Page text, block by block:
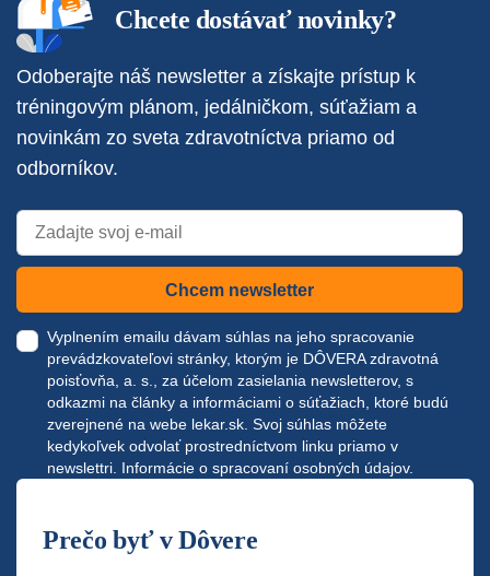
Chcete dostávať novinky?
Odoberajte náš newsletter a získajte prístup k
tréningovým plánom, jedálničkom, súťažiam a
novinkám zo sveta zdravotníctva priamo od
odborníkov.
Chcem newsletter
Vyplnením emailu dávam súhlas na jeho spracovanie
prevádzkovateľovi stránky, ktorým je DÔVERA zdravotná
poisťovňa, a. s., za účelom zasielania newsletterov, s
odkazmi na články a informáciami o súťažiach, ktoré budú
zverejnené na webe lekar.sk . Svoj súhlas môžete
kedykoľvek odvolať prostredníctvom linku priamo v
newslettri. Informácie o spracovaní osobných údajov.
Prečo byť v Dôvere